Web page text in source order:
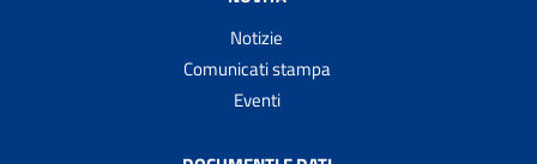
Notizie
Comunicati stampa
Eventi